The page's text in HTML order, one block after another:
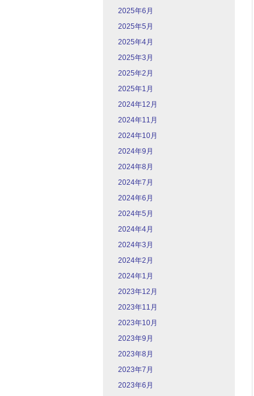
2025年6月
2025年5月
2025年4月
2025年3月
2025年2月
2025年1月
2024年12月
2024年11月
2024年10月
2024年9月
2024年8月
2024年7月
2024年6月
2024年5月
2024年4月
2024年3月
2024年2月
2024年1月
2023年12月
2023年11月
2023年10月
2023年9月
2023年8月
2023年7月
2023年6月